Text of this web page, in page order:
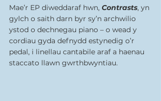
Mae’r EP diweddaraf hwn, Contrasts, yn
gylch o saith darn byr sy’n archwilio
ystod o dechnegau piano – o wead y
cordiau gyda defnydd estynedig o’r
pedal, i linellau cantabile araf a haenau
staccato llawn gwrthbwyntiau.